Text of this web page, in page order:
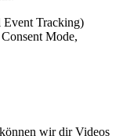
Event Tracking)
Mode,
wir dir Videos